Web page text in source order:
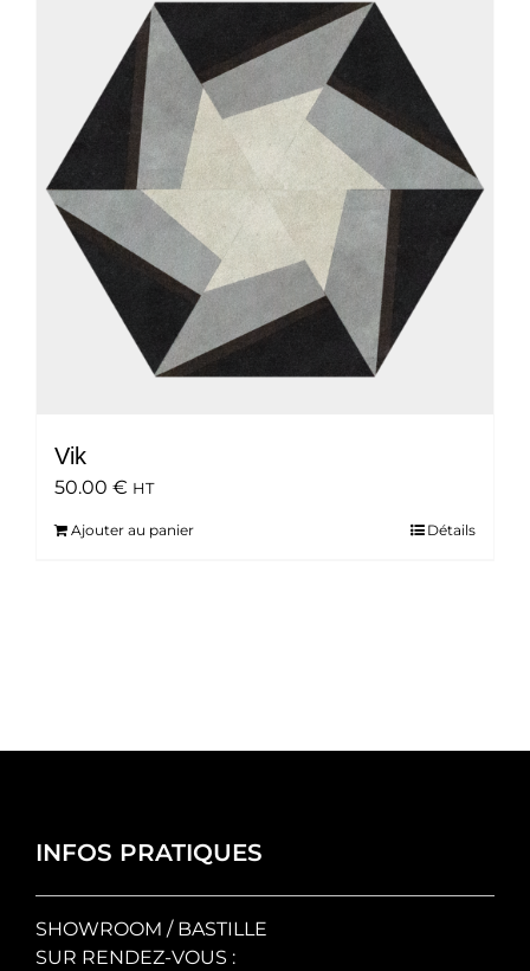
Vik
50.00 € HT
Ajouter au panier Détails
INFOS PRATIQUES
SHOWROOM / BASTILLE
SUR RENDEZ-VOUS :